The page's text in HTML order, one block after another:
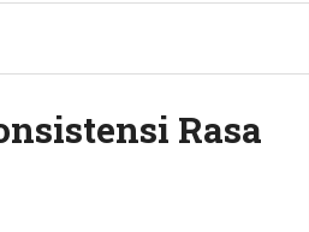
Rasa